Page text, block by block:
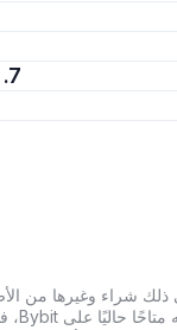
7. هل عملة GMCoin تمثل استثمارًا جيدًا؟